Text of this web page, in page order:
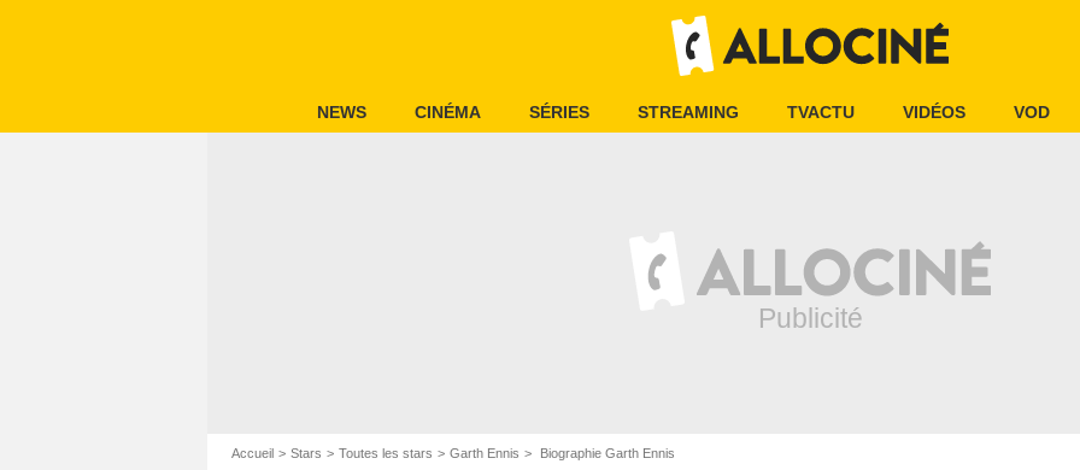
NEWS CINÉMA SÉRIES STREAMING TVACTU VIDÉOS VOD
Accueil Stars Toutes les stars Garth Ennis Biographie Garth Ennis